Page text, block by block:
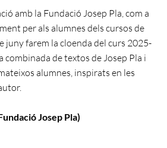
amb la Fundació Josep Pla, com a
per als alumnes dels cursos de
juny farem la cloenda del curs 2025-
combinada de textos de Josep Pla i
alumnes, inspirats en les
Josep Pla)